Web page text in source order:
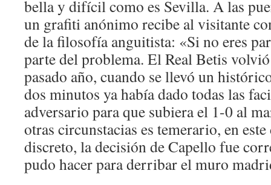
bella y difícil como es Sevilla. A las
un grafiti anónimo recibe al visitante
de la filosofía anguitista: «Si no eres
parte del problema. El Real Betis
pasado año, cuando se llevó un
dos minutos ya había dado todas las
adversario para que subiera el 1-0 al
otras circunstacias es temerario, en
discreto, la decisión de Capello fue
pudo hacer para derribar el muro